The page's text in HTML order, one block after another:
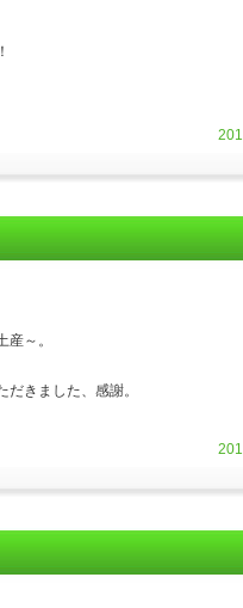
～。
きました、感謝。